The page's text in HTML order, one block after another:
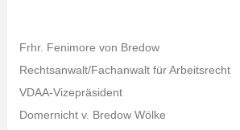
Frhr. Fenimore von Bredow
Rechtsanwalt/Fachanwalt für Arbeitsrecht
VDAA-Vizepräsident
Domernicht v. Bredow Wölke